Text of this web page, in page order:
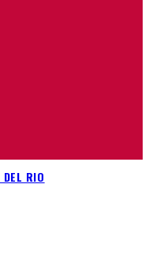
RIO